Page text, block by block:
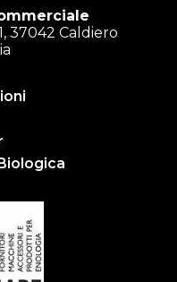
37042 Caldiero